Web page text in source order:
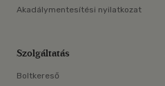
Akadálymentesítési nyilatkozat
Szolgáltatás
Boltkereső